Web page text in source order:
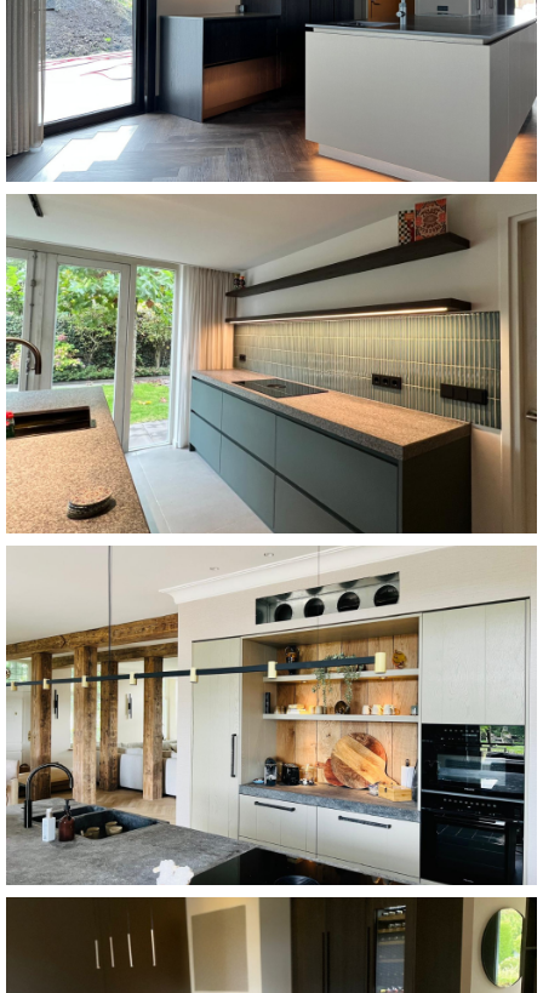
Woning Ter Aar
Deze op maat gemaakte zwarte keuken met subtiele beige
details straalt tijdloze elegantie uit. De oven is prachtig
geïntegreerd in de zijkant van de kast en het licht rondom de
Walnoot met groene accenten
De wand met groene tegeltjes, de warme walnoothouten
kasten en het gemêleerde aanrechtblad vormen een perfect
samenspel van kleur, materiaal en textuur. Elk detail is
doordacht ontworpen, waardoor de keuken niet alleen
elegant oogt, maar ook functioneel en praktisch is. Vanaf
€29.750
Bekijk keuken
Woenboerderij Bergschenhoek
In deze woonboerderij in Bergschenhoek realiseerden we
een keuken die niet alleen het authentieke karakter van de
woning benadrukt, maar dankzij de moderne elementen ook
helemaal past in de tijd van nu. Vanaf €39.000
Bekijk keuken
Bekijk keuken